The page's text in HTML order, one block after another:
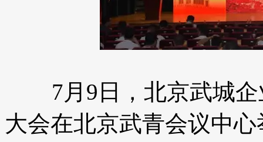
7月9日，北京武城企
大会在北京武青会议中